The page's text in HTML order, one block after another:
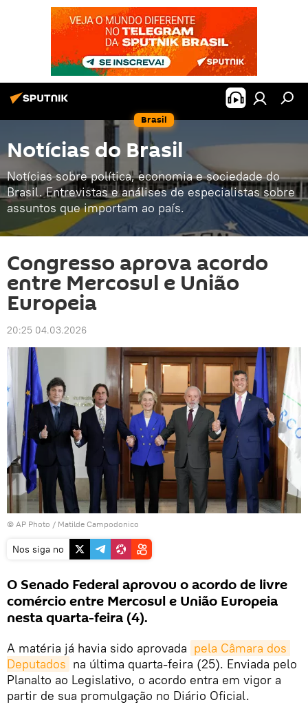
Brasil
Notícias do Brasil
Notícias sobre política, economia e sociedade do
Brasil. Entrevistas e análises de especialistas sobre
assuntos que importam ao país.
Congresso aprova acordo
entre Mercosul e União
Europeia
20:25 04.03.2026
© AP Photo / Matilde Campodonico
Nos siga no
O Senado Federal aprovou o acordo de livre
comércio entre Mercosul e União Europeia
nesta quarta-feira (4).
A matéria já havia sido aprovada pela Câmara dos
Deputados na última quarta-feira (25). Enviada pelo
Planalto ao Legislativo, o acordo entra em vigor a
partir de sua promulgação no Diário Oficial.